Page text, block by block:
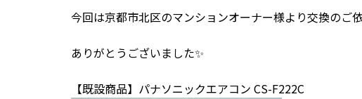
今回は京都市北区のマンションオーナー様より交換のご
ありがとうございました✨
【既設商品】パナソニックエアコン CS-F222C